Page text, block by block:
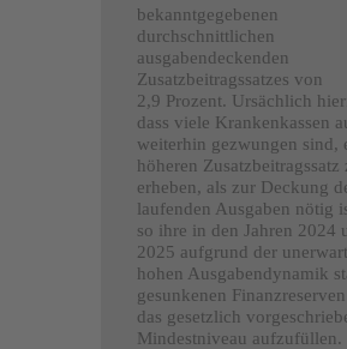
bekanntgegebenen
durchschnittlichen
ausgabendeckenden
Zusatzbeitragssatzes von
2,9 Prozent. Ursächlich
dass viele Krankenkassen
weiterhin gezwungen sind,
höheren Zusatzbeitragssatz
erheben, als zur Deckung
laufenden Ausgaben nötig
so ihre in den Jahren 2024
2025 aufgrund der
hohen Ausgabendynamik
gesunkenen
das gesetzlich
Mindestniveau aufzufüllen.